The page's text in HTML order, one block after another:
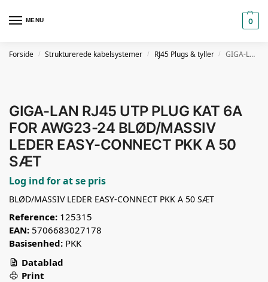
MENU 0
Forside / Strukturerede kabelsystemer / RJ45 Plugs & tyller / GIGA-LAN RJ45 UTP PLUG KAT 6A FOR AWG23-24 BLØD/MASSIV LEDER EASY-CONNECT PKK A 50 SÆT
GIGA-LAN RJ45 UTP PLUG KAT 6A
FOR AWG23-24 BLØD/MASSIV
LEDER EASY-CONNECT PKK A 50
SÆT
Log ind for at se pris
BLØD/MASSIV LEDER EASY-CONNECT PKK A 50 SÆT
Reference: 125315
EAN: 5706683027178
Basisenhed: PKK
Datablad
Print